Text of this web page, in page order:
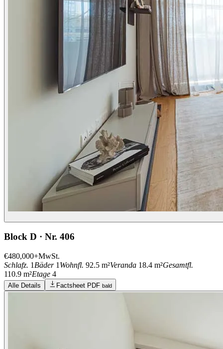
Block D · Nr. 406
€480,000+MwSt.
Schlafz. 1 Bäder 1 Wohnfl. 92.5 m²Veranda 18.4 m²Gesamtfl.
110.9 m²Etage 4
Alle Details Factsheet PDF bald